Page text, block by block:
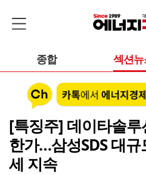
종합 섹션
[특징주] 데이타솔
한가…삼성SDS 대
세 지속